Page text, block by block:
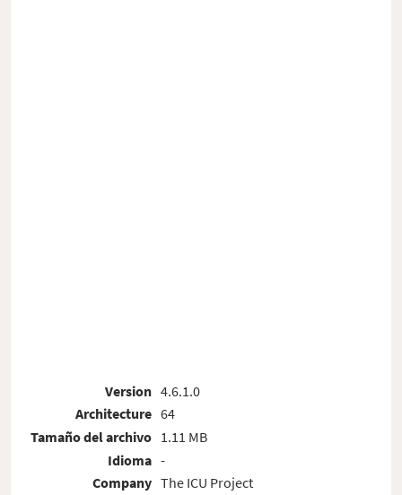
Version
Architecture
Tamaño del archivo
Idioma
Company
4.6.1.0
64
1.11 MB
-
The ICU Project